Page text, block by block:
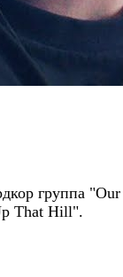
группа
That Hill".